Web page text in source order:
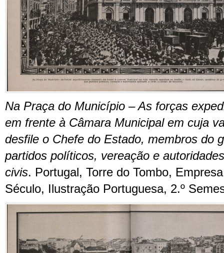
Na Praça do Município – As forças
em frente à Câmara Municipal em cuja
desfile o Chefe do Estado, membros do
partidos políticos, vereação e
civis. Portugal, Torre do Tombo,
Século, Ilustração Portuguesa, 2.º